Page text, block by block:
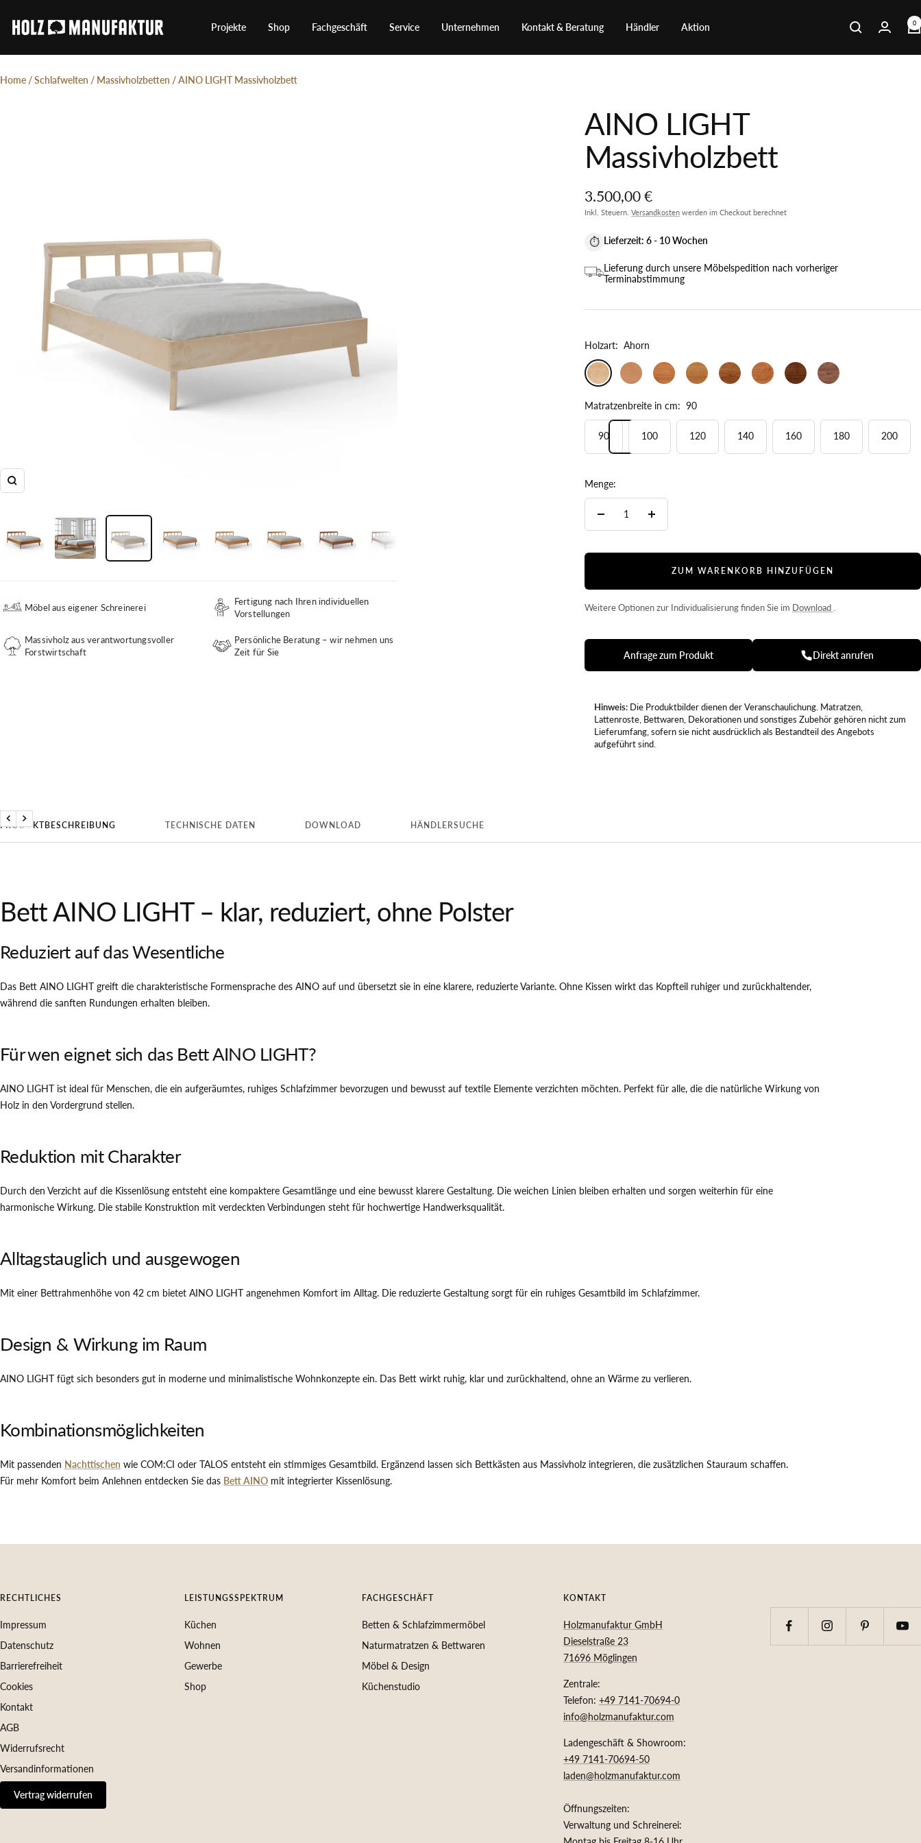
zum
Projekte Shop Fachgeschäft Service Unternehmen Kontakt & Beratung Händler Aktion
Holzmanufaktur 0
Home /Schlafwelten / Massivholzbetten /AINO LIGHT Massivholzbett
Zoom
Möbel aus eigener Schreinerei
Fertigung nach Ihren individuellen
Vorstellungen
Massivholz aus verantwortungsvoller
Forstwirtschaft
Persönliche Beratung – wir nehmen uns
Zeit für Sie
AINO LIGHT
Massivholzbett
Angebotspreis
3.500,00 €
Inkl. Steuern. Versandkostenwerden im Checkout berechnet
⏱ Lieferzeit: 6 - 10 Wochen
Lieferung durch unsere Möbelspedition nach vorheriger
Terminabstimmung
Holzart: Ahorn
Ahorn
Buche KernbucheEiche WildeicheKirschbaumNussbaumWildnuss
Matratzenbreite in cm: 90
90 100 120 140 160 180 200
Menge:
Menge
Menge
ZUM WARENKORB HINZUFÜGEN
Weitere Optionen zur Individualisierung finden Sie im Download
Anfrage zum Produkt Direkt anrufen
Hinweis:Die Produktbilder dienen der Veranschaulichung. Matratzen,
Lattenroste, Bettwaren, Dekorationen und sonstiges Zubehör gehören nicht zum
Lieferumfang, sofern sie nicht ausdrücklich als Bestandteil des Angebots
aufgeführt sind.
PRODUKTBESCHREIBUNG TECHNISCHE DATEN DOWNLOAD HÄNDLERSUCHE
ZurückWeiter
Bett AINO LIGHT – klar, reduziert, ohne Polster
Reduziert auf das Wesentliche
Das Bett AINO LIGHT greift die charakteristische Formensprache des AINO auf und übersetzt sie in eine klarere, reduzierte Variante. Ohne Kissen wirkt das Kopfteil ruhiger und zurückhaltender,
während die sanften Rundungen erhalten bleiben.
Für wen eignet sich das Bett AINO LIGHT?
AINO LIGHT ist ideal für Menschen, die ein aufgeräumtes, ruhiges Schlafzimmer bevorzugen und bewusst auf textile Elemente verzichten möchten. Perfekt für alle, die die natürliche Wirkung von
Holz in den Vordergrund stellen.
Reduktion mit Charakter
Durch den Verzicht auf die Kissenlösung entsteht eine kompaktere Gesamtlänge und eine bewusst klarere Gestaltung. Die weichen Linien bleiben erhalten und sorgen weiterhin für eine
harmonische Wirkung. Die stabile Konstruktion mit verdeckten Verbindungen steht für hochwertige Handwerksqualität.
Alltagstauglich und ausgewogen
Mit einer Bettrahmenhöhe von 42 cm bietet AINO LIGHT angenehmen Komfort im Alltag. Die reduzierte Gestaltung sorgt für ein ruhiges Gesamtbild im Schlafzimmer.
Design & Wirkung im Raum
AINO LIGHT fügt sich besonders gut in moderne und minimalistische Wohnkonzepte ein. Das Bett wirkt ruhig, klar und zurückhaltend, ohne an Wärme zu verlieren.
Kombinationsmöglichkeiten
Mit passenden Nachttischen wie COM:CI oder TALOS entsteht ein stimmiges Gesamtbild. Ergänzend lassen sich Bettkästen aus Massivholz integrieren, die zusätzlichen Stauraum schaffen.
Für mehr Komfort beim Anlehnen entdecken Sie das Bett AINO mit integrierter Kissenlösung.
RECHTLICHES
Impressum
Datenschutz
Barrierefreiheit
Cookies
Kontakt
AGB
Widerrufsrecht
Versandinformationen
Vertrag widerrufen
LEISTUNGSSPEKTRUM
Küchen
Wohnen
Gewerbe
Shop
FACHGESCHÄFT
Betten & Schlafzimmermöbel
Naturmatratzen & Bettwaren
Möbel & Design
Küchenstudio
KONTAKT
Holzmanufaktur GmbH
Dieselstraße 23
71696 Möglingen
Zentrale:
Telefon: +49 7141-70694-0
info@holzmanufaktur.com
Ladengeschäft & Showroom:
+49 7141-70694-50
laden@holzmanufaktur.com
Öffnungszeiten:
Verwaltung und Schreinerei: